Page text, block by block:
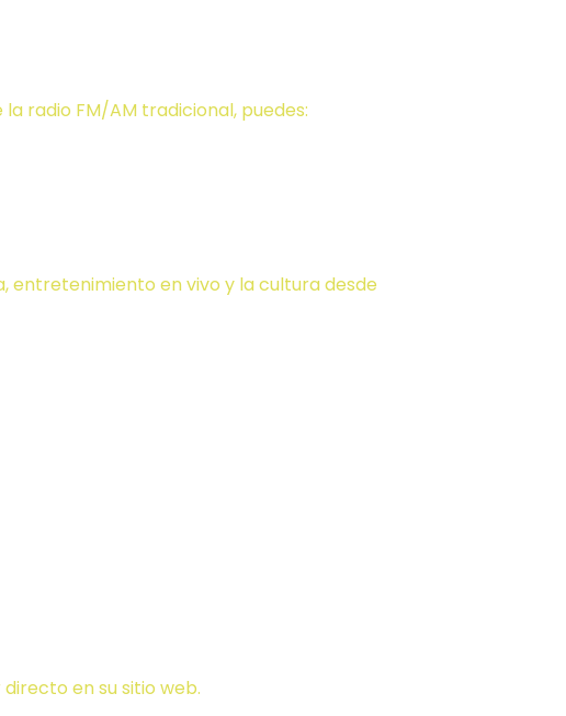
radio FM/AM tradicional, puedes:
entretenimiento en vivo y la cultura desde
en su sitio web.